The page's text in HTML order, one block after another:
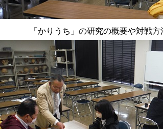
「かりうち」の研究の概要や対戦